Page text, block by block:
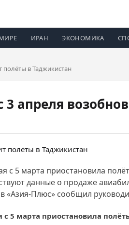
ИРАН ЭКОНОМИКА
в Таджикистан
апреля
с 5 марта приостановила
данные о продаже
Плюс» сообщил
5 марта приостановила